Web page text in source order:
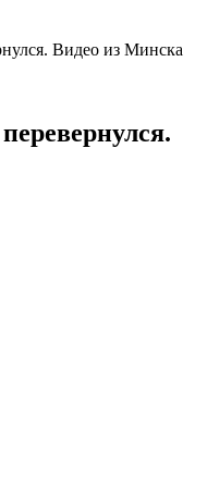
Видео из Минска